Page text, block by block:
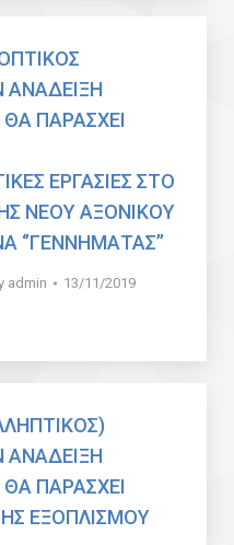
ΑΝΑΔΕΙΞΗ
ΠΑΡΑΣΧΕΙ
ΕΡΓΑΣΙΕΣ ΣΤΟ
ΝΕΟΥ ΑΞΟΝΙΚΟΥ
admin 13/11/2019
ΑΝΑΔΕΙΞΗ
ΠΑΡΑΣΧΕΙ
ΕΞΟΠΛΙΣΜΟΥ